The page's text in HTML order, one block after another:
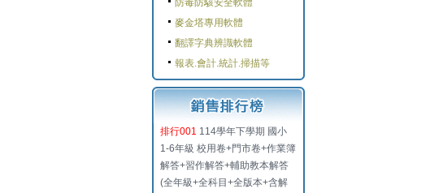
防毒防駭安全軟體
麥金塔專用軟體
翻譯字典辨識軟體
報表.會計.統計.掃描等
排行001 114學年下學期 國小
1-6年級 校用卷+門市卷+作業簿
解答+習作解答+輔助教本解答
(全年級+全科目+全版本+含解